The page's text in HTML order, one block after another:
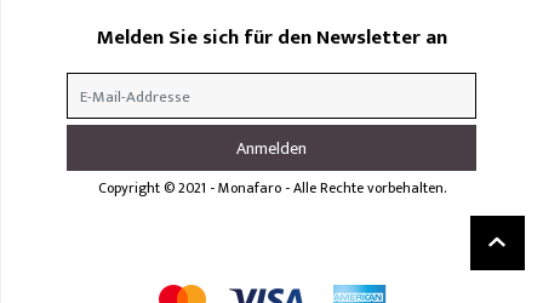
Melden Sie sich für den Newsletter an
Copyright © 2021 - Monafaro - Alle Rechte vorbehalten.